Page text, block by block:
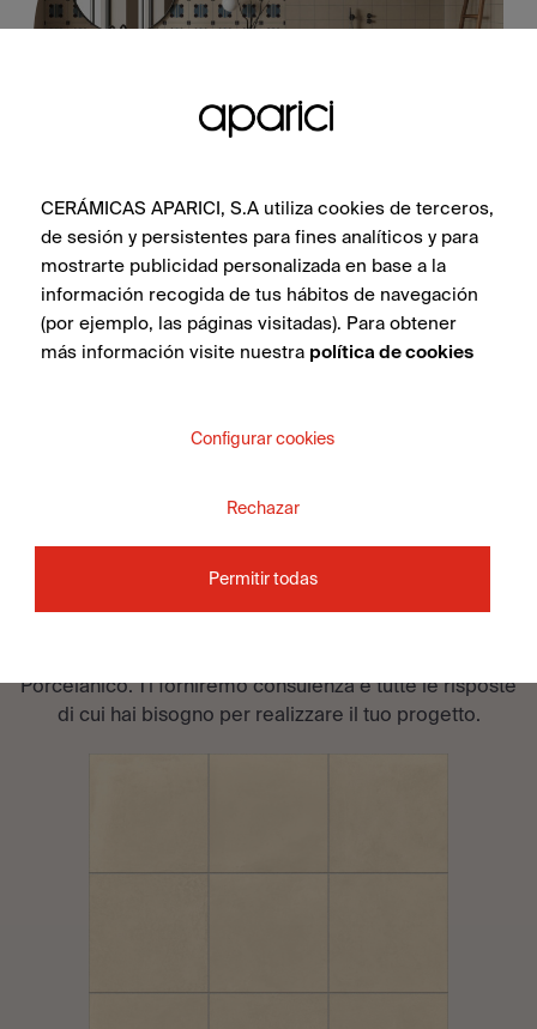
VEDI COLLEZIONE
DESIDERI PARLARE CON
Porcelánico. Ti forniremo consulenza e tutte le risposte
di cui hai bisogno per realizzare il tuo progetto.
CERÁMICAS APARICI, S.A utiliza cookies de terceros,
de sesión y persistentes para fines analíticos y para
mostrarte publicidad personalizada en base a la
información recogida de tus hábitos de navegación
(por ejemplo, las páginas visitadas). Para obtener
más información visite nuestra política de cookies
Configurar cookies
Rechazar
Permitir todas